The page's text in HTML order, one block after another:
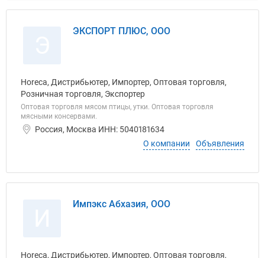
ЭКСПОРТ ПЛЮС, ООО
Horeca, Дистрибьютер, Импортер, Оптовая торговля,
Розничная торговля, Экспортер
Оптовая торговля мясом птицы, утки. Оптовая торговля
мясными консервами.
Россия, Москва ИНН: 5040181634
О компании
Объявления
Импэкс Абхазия, ООО
Horeca, Дистрибьютер, Импортер, Оптовая торговля,